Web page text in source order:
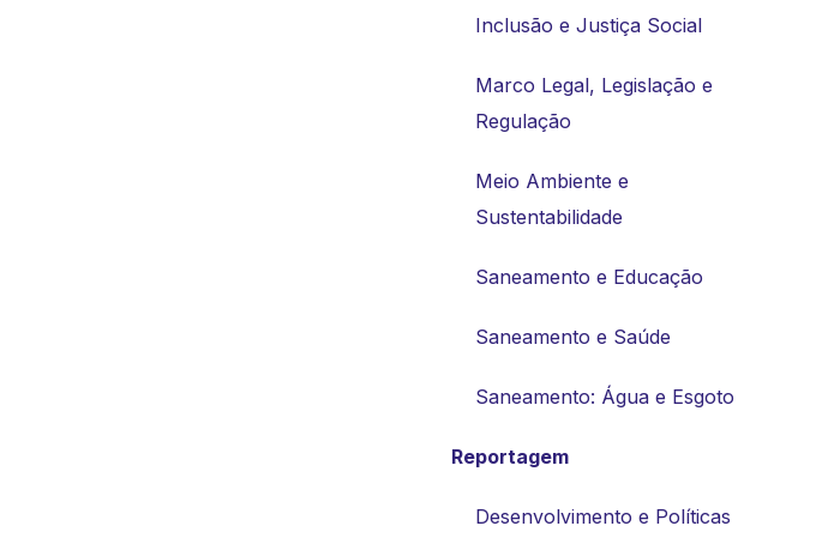
Inclusão e Justiça Social
Marco Legal, Legislação e
Regulação
Meio Ambiente e
Sustentabilidade
Saneamento e Educação
Saneamento e Saúde
Saneamento: Água e Esgoto
Reportagem
Desenvolvimento e Políticas